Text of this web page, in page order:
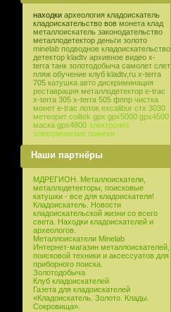
находки археология кладоискатель
кладоискательство вов монета клад
металлоискатель законодательство
металлодетектор деньги золото
minelab подводное кладоискательство
детектор kladtv архивное видео x-
terra танк золотодобыча самолет слет
пляж обучение клуб kladtv,ru x-terra
705 катушка авто дискриминация
реставрация металлодетектор e-trac
x-terra 305 x-terra 505 фппр чистка
монет e-trac лоток excalibur стх 3030
метеорит coiltek gpx gpx5000 gpx4500
маска gpx4800 электролиз
электрические помехи
Наши партнёры
МДРЕГИОН. Металлоискатели,
металлодетекторы, поисковые
катушки - все для кладоискателя!
Кладоискатель. Новости
кладоискательской жизни со всего
света. Находки кладоискателей и
археологов.
Металлоискатели Minelab
Интернет-магазин металлоискателей,
поисковой техники и аксессуатов для
приборного поиска.
Золотодобыча
Клуб кладоискателей
Газета для кладоискателей
«Кладоискатель. Золото. Клады.
Сокровища».